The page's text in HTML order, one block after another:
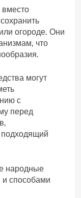
огороде. Они
что
могут
с
перед
подходящий
народные
и способами